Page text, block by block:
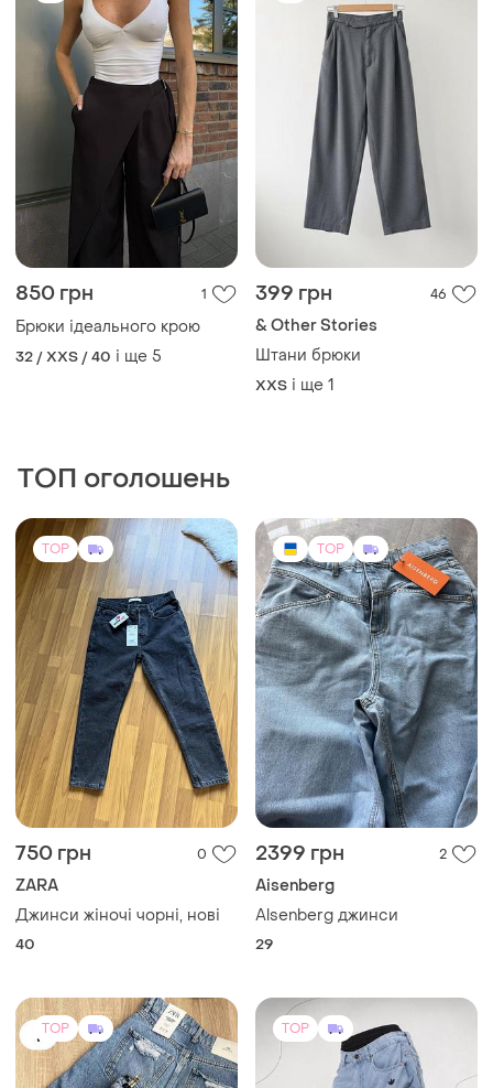
850 грн 1
Брюки ідеального крою
32 / XXS / 40 і ще 5
399 грн 46
& Other Stories
Штани брюки
XХS і ще 1
ТОП оголошень
TOP
750 грн 0
ZARA
Джинси жіночі чорні, нові
40
TOP
2399 грн 2
Aisenberg
Alsenberg джинси
29
TOP TOP